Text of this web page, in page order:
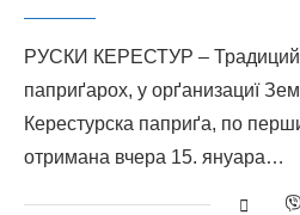
РУСКИ КЕРЕСТУР –
паприґарох, у орґанизациї
Керестурска паприґа, по
отримана вчера 15. януара…